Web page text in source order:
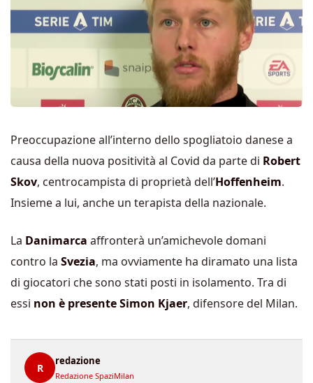
Preoccupazione all’interno dello spogliatoio danese a
causa della nuova positività al Covid da parte di Robert
Skov, centrocampista di proprietà dell’Hoffenheim.
Insieme a lui, anche un terapista della nazionale.
La Danimarca affronterà un’amichevole domani
contro la Svezia, ma ovviamente ha diramato una lista
di giocatori che sono stati posti in isolamento. Tra di
essi non è presente Simon Kjaer, difensore del Milan.
R
redazione
Redazione SpaziMilan